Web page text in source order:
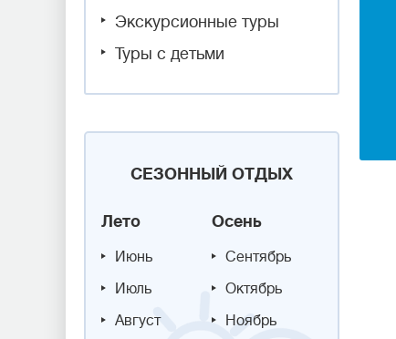
Экскурсионные туры
Туры с детьми
СЕЗОННЫЙ ОТДЫХ
Лето
Июнь
Июль
Август
Осень
Сентябрь
Октябрь
Ноябрь